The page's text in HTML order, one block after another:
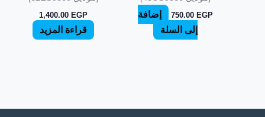
750.00 EGP
إضافة
إلى السلة
1,400.00 EGP
قراءة المزيد